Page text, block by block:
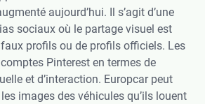
aujourd’hui. Il s’agit d’une
sociaux où le partage visuel est
profils ou de profils officiels. Les
Pinterest en termes de
et d’interaction. Europcar peut
images des véhicules qu’ils louent